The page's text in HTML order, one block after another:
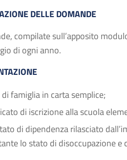
DELLE DOMANDE
compilate sull’apposito
di ogni anno.
famiglia in carta semplice;
di iscrizione alla scuola
di dipendenza rilasciato
lo stato di disoccupazione e